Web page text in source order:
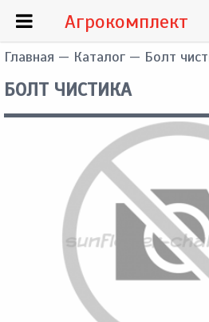
Главная — Каталог — Болт
БОЛТ ЧИСТИКА
Агрокомплект